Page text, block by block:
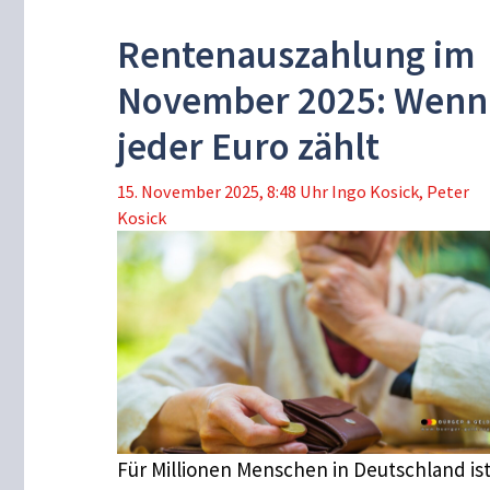
Rentenauszahlung im
November 2025: Wenn
jeder Euro zählt
15. November 2025, 8:48 Uhr Ingo Kosick, Peter
Kosick
Für Millionen Menschen in Deutschland ist